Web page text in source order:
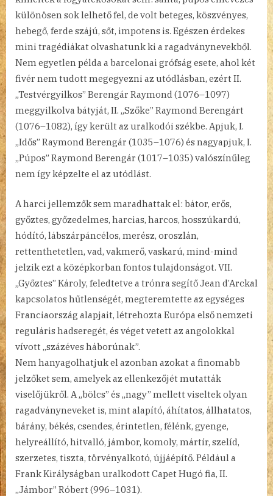
különösen sok lelhető fel, de volt beteges, köszvényes,
hebegő, ferde szájú, sőt, impotens is. Egészen érdekes
mini tragédiákat olvashatunk ki a ragadványnevekből.
Nem egyetlen példa a barcelonai grófság esete, ahol két
fivér nem tudott megegyezni az utódlásban, ezért II.
„Testvérgyilkos” Berengár Raymond (1076–1097)
meggyilkolva bátyját, II. „Szőke” Raymond Berengárt
(1076–1082), így került az uralkodói székbe. Apjuk, I.
„Idős” Raymond Berengár (1035–1076) és nagyapjuk, I.
„Púpos” Raymond Berengár (1017–1035) valószínűleg
nem így képzelte el az utódlást.
A harci jellemzők sem maradhattak el: bátor, erős,
győztes, győzedelmes, harcias, harcos, hosszúkardú,
hódító, lábszárpáncélos, merész, oroszlán,
rettenthetetlen, vad, vakmerő, vaskarú, mind-mind
jelzik ezt a középkorban fontos tulajdonságot. VII.
„Győztes” Károly, feledtetve a trónra segítő Jean d’Arckal
kapcsolatos hűtlenségét, megteremtette az egységes
Franciaország alapjait, létrehozta Európa első nemzeti
reguláris hadseregét, és véget vetett az angolokkal
vívott „százéves háborúnak”.
Nem hanyagolhatjuk el azonban azokat a finomabb
jelzőket sem, amelyek az ellenkezőjét mutatták
viselőjükről. A „bölcs” és „nagy” mellett viseltek olyan
ragadványneveket is, mint alapító, áhítatos, állhatatos,
bárány, békés, csendes, érintetlen, félénk, gyenge,
helyreállító, hitvalló, jámbor, komoly, mártír, szelíd,
szerzetes, tiszta, törvényalkotó, újjáépítő. Például a
Frank Királyságban uralkodott Capet Hugó fia, II.
„Jámbor” Róbert (996–1031).